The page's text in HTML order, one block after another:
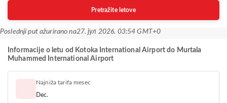
Pretražite letove
Poslednji put ažurirano na27. јул 2026. 03:54 GMT+0
Informacije o letu od Kotoka International Airport do Murtala
Muhammed International Airport
Najniža tarifa mesec
Dec.